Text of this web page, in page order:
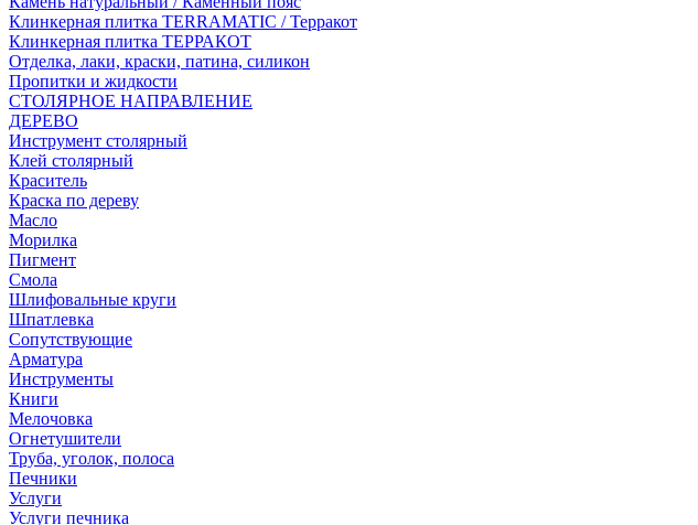
Клинкерная плитка TERRAMATIC / Терракот
Клинкерная плитка ТЕРРАКОТ
Отделка, лаки, краски, патина, силикон
Пропитки и жидкости
СТОЛЯРНОЕ НАПРАВЛЕНИЕ
ДЕРЕВО
Инструмент столярный
Клей столярный
Краситель
Краска по дереву
Масло
Морилка
Пигмент
Смола
Шлифовальные круги
Шпатлевка
Сопутствующие
Арматура
Инструменты
Книги
Мелочовка
Огнетушители
Труба, уголок, полоса
Печники
Услуги
Услуги печника